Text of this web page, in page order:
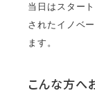
当日はスター
されたイノベ
ます。
こんな方へ